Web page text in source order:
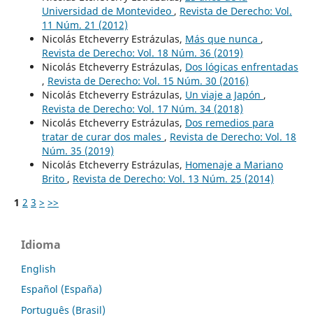
Universidad de Montevideo , Revista de Derecho: Vol.
11 Núm. 21 (2012)
Nicolás Etcheverry Estrázulas, Más que nunca ,
Revista de Derecho: Vol. 18 Núm. 36 (2019)
Nicolás Etcheverry Estrázulas, Dos lógicas enfrentadas
, Revista de Derecho: Vol. 15 Núm. 30 (2016)
Nicolás Etcheverry Estrázulas, Un viaje a Japón ,
Revista de Derecho: Vol. 17 Núm. 34 (2018)
Nicolás Etcheverry Estrázulas, Dos remedios para
tratar de curar dos males , Revista de Derecho: Vol. 18
Núm. 35 (2019)
Nicolás Etcheverry Estrázulas, Homenaje a Mariano
Brito , Revista de Derecho: Vol. 13 Núm. 25 (2014)
1 2 3 > >>
Idioma
English
Español (España)
Português (Brasil)